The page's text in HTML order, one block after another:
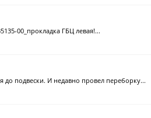
00_прокладка ГБЦ левая!...
до подвески. И недавно провел переборку...